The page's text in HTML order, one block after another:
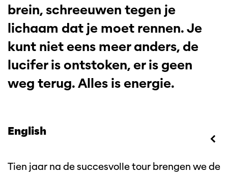
brein, schreeuwen tegen je
lichaam dat je moet rennen. Je
kunt niet eens meer anders, de
lucifer is ontstoken, er is geen
weg terug. Alles is energie.
English
Tien jaar na de succesvolle tour brengen we de